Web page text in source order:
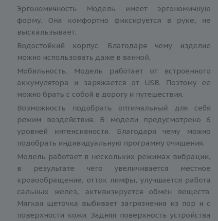
Эргономичность Модель имеет эргономичную
форму. Она комфортно фиксируется в руке, не
выскальзывает.
Водостойкий корпус. Благодаря чему изделие
можно использовать даже в ванной.
Мобильность. Модель работает от встроенного
аккумулятора и заряжается от USB. Поэтому ее
можно брать с собой в дорогу и путешествия.
Возможность подобрать оптимальный для себя
режим воздействия. В модели предусмотрено 6
уровней интенсивности. Благодаря чему можно
подобрать индивидуальную программу очищения.
Модель работает в нескольких режимах вибрации,
в результате чего увеличивается местное
кровообращение, отток лимфы, улучшается работа
сальных желез, активизируется обмен веществ.
Мягкая щеточка выбивает загрязнения из пор и с
поверхности кожи. Задняя поверхность устройства